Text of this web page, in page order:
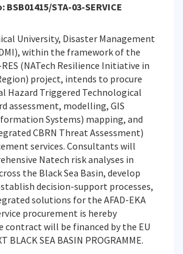
BSB01415/STA-03-SERVICE
University, Disaster Management
within the framework of the
RES (NATech Resilience Initiative in
project, intends to procure
Hazard Triggered Technological
assessment, modelling, GIS
Systems) mapping, and
CBRN Threat Assessment)
services. Consultants will
Natech risk analyses in
the Black Sea Basin, develop
decision-support processes,
solutions for the AFAD-EKA
procurement is hereby
contract will be financed by the EU
BLACK SEA BASIN PROGRAMME.